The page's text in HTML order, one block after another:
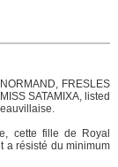
FRESLES
SATAMIXA, listed
cette fille de Royal
a résisté du minimum